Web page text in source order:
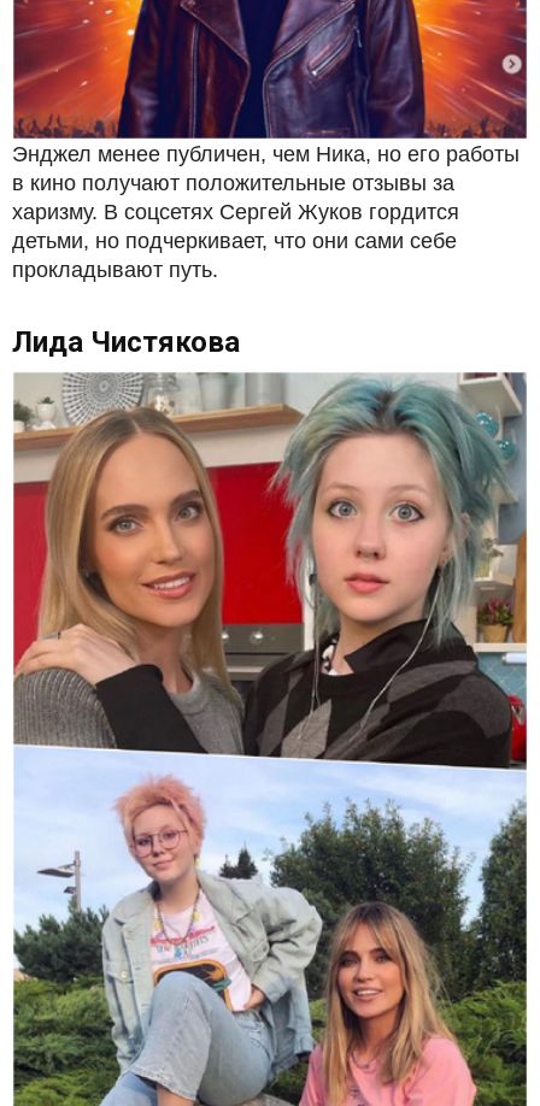
Энджел менее публичен, чем Ника, но его работы
в кино получают положительные отзывы за
харизму. В соцсетях Сергей Жуков гордится
детьми, но подчеркивает, что они сами себе
прокладывают путь.
Лида Чистякова